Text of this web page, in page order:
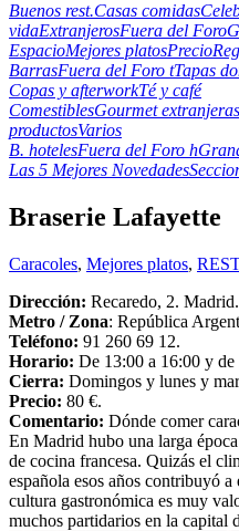
Buenos rest.Casas comidas
vidaExtranjerosFuera del Foro
EspacioMejores platosPrecio
BarrasFuera del Foro tTapas
Copas y afterworkTé y café
ComestiblesGourmet extranjeras
productosVarios
B. hotelesFuera del Foro h
Las 5 Mejores Novedades
Braserie Lafayette
Caracoles, Mejores platos,
Dirección: Recaredo, 2. Madrid.
Metro / Zona: República
Teléfono: 91 260 69 12.
Horario: De 13:00 a 16:00 y
Cierra: Domingos y lunes y
Precio: 80 €.
Comentario: Dónde comer
En Madrid hubo una larga
de cocina francesa. Quizás el
española esos años contribuyó
cultura gastronómica es muy
muchos partidarios en la capital